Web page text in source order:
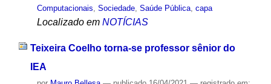
Computacionais, Sociedade, Saúde Pública, capa
Localizado em NOTÍCIAS
Teixeira Coelho torna-se professor sênior do
IEA